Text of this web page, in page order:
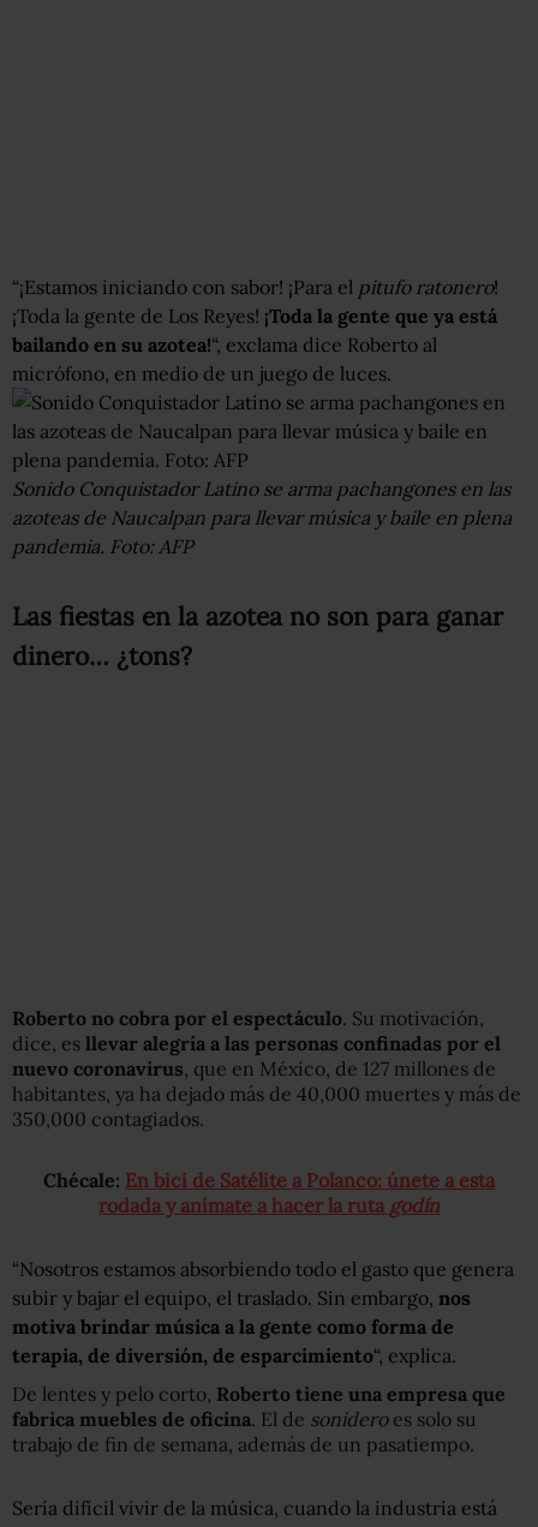
“¡Estamos iniciando con sabor! ¡Para el pitufo ratonero!
¡Toda la gente de Los Reyes! ¡Toda la gente que ya está
bailando en su azotea!“, exclama dice Roberto al
micrófono, en medio de un juego de luces.
Sonido Conquistador Latino se arma pachangones en las
azoteas de Naucalpan para llevar música y baile en plena
pandemia. Foto: AFP
Las fiestas en la azotea no son para ganar
dinero… ¿tons?
Roberto no cobra por el espectáculo. Su motivación,
dice, es llevar alegría a las personas confinadas por el
nuevo coronavirus , que en México, de 127 millones de
habitantes, ya ha dejado más de 40,000 muertes y más de
350,000 contagiados.
Chécale: En bici de Satélite a Polanco: únete a esta
rodada y anímate a hacer la ruta godín
“Nosotros estamos absorbiendo todo el gasto que genera
subir y bajar el equipo, el traslado. Sin embargo, nos
motiva brindar música a la gente como forma de
terapia, de diversión, de esparcimiento“, explica.
De lentes y pelo corto, Roberto tiene una empresa que
fabrica muebles de oficina. El de sonideroes solo su
trabajo de fin de semana, además de un pasatiempo.
Sería difícil vivir de la música, cuando la industria está